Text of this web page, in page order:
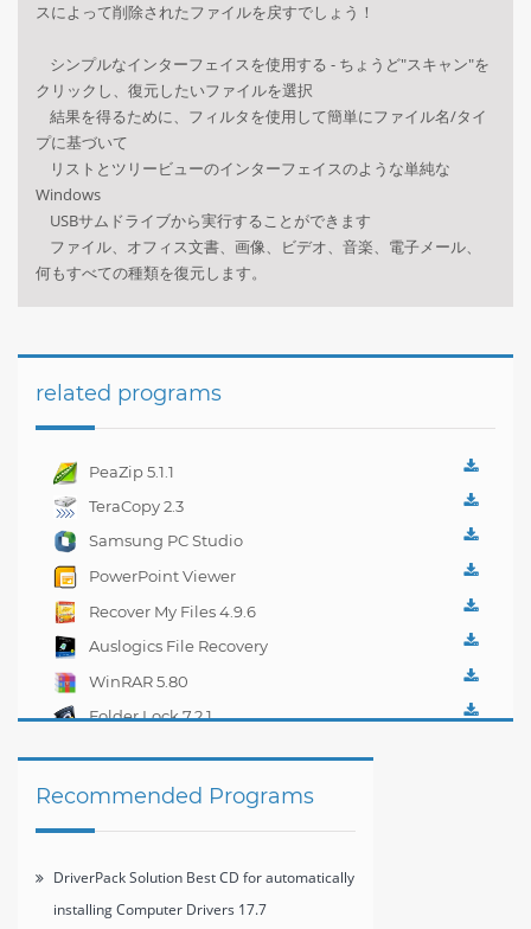
スによって削除されたファイルを戻すでしょう！
シンプルなインターフェイスを使用する - ちょうど"スキャン"を
クリックし、 復元したいファイルを選択
結果を得るために、 フィルタを使用して簡単にファイル名/タイ
プに基づいて
リストとツリービューのインターフェイスのような単純な
Windows
USBサムドライブから実行することができます
ファイル
オフィス文書 、画像、 ビデオ、音楽 、電子メール、
何もすべての種類を復元します。
related programs
PeaZip 5.1.1
TeraCopy 2.3
Samsung PC Studio
PowerPoint Viewer
Recover My Files 4.9.6
Auslogics File Recovery
3.4
WinRAR 5.80
Folder Lock 7.2.1
Recommended Programs
DriverPack Solution Best CD for automatically
installing Computer Drivers 17.7